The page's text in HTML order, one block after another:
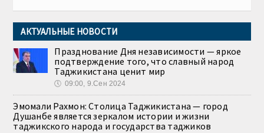
АКТУАЛЬНЫЕ НОВОСТИ
Празднование Дня независимости — яркое
подтверждение того, что славный народ
Таджикистана ценит мир
🕔 09:00, 9.Сен 2024
Эмомали Рахмон: Столица Таджикистана — город
Душанбе является зеркалом истории и жизни
таджикского народа и государства таджиков